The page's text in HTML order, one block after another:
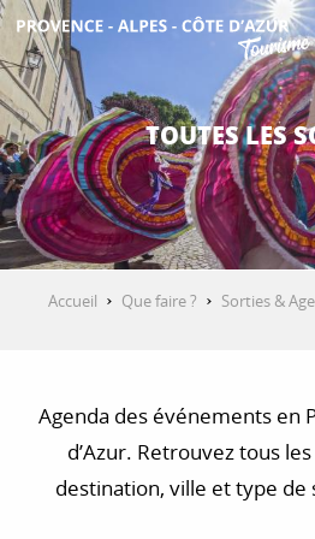
Aller
contenu
principal
DÉCOUVRIR
QUE FAIRE ?
SÉJOURNER
TOUTES LES
Accueil Que faire ? Sorties &
Agenda des événements en
d’Azur. Retrouvez tous
destination, ville et type de